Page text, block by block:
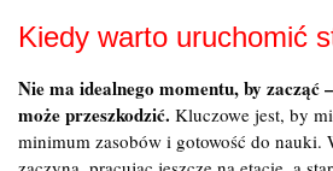
Kiedy warto uruchomić
Nie ma idealnego momentu, by zacząć
może przeszkodzić. Kluczowe jest, by
minimum zasobów i gotowość do nauki.